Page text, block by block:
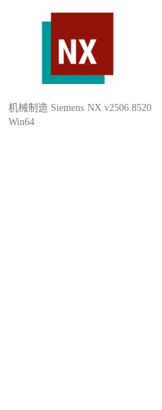
机械制造 Siemens NX v2506.8520
Win64